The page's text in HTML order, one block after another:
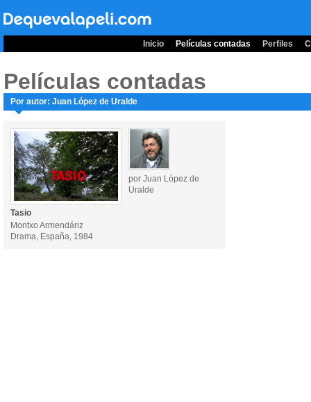
Inicio Películas contadas Perfiles
Películas contadas
Por autor: Juan López de Uralde
por Juan López de
Uralde
Tasio
Montxo Armendáriz
Drama, España, 1984